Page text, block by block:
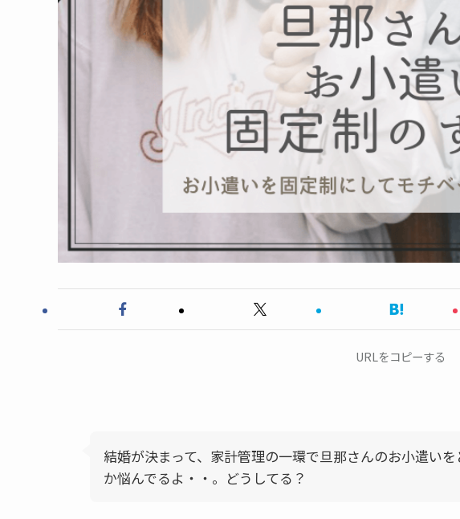
URLをコピーする
結婚が決まって、家計管理の一環で旦那さんのお小遣い
か悩んでるよ・・。どうしてる？